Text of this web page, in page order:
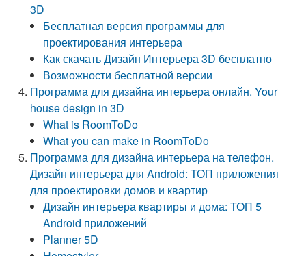
3D
Бесплатная версия программы для
проектирования интерьера
Как скачать Дизайн Интерьера 3D бесплатно
Возможности бесплатной версии
Программа для дизайна интерьера онлайн. Your
house design in 3D
What is RoomToDo
What you can make in RoomToDo
Программа для дизайна интерьера на телефон.
Дизайн интерьера для Android: ТОП приложения
для проектировки домов и квартир
Дизайн интерьера квартиры и дома: ТОП 5
Android приложений
Planner 5D